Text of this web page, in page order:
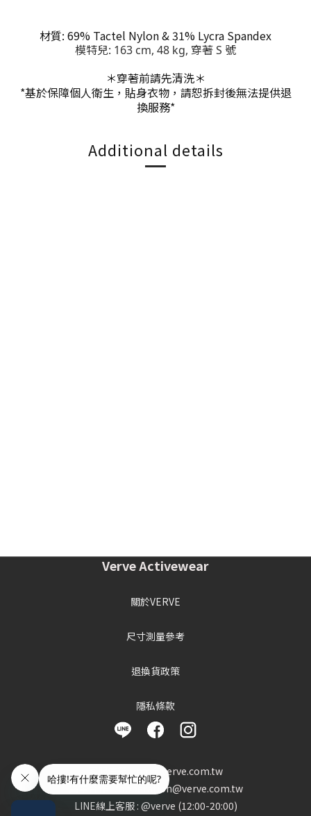
材質: 69% Tactel Nylon & 31% Lycra Spandex
模特兒: 163 cm, 48 kg, 穿著 S 號
＊穿著前請先清洗＊
*基於保障個人衛生，貼身衣物，請恕拆封後無法提供退
換服務*
Additional details
Verve Activewear
關於VERVE
尺寸測量參考
退換貨政策
隱私條款
客服信箱 : info@verve.com.tw
異業合作 : cooperation@verve.com.tw
LINE線上客服 : @verve (12:00-20:00)